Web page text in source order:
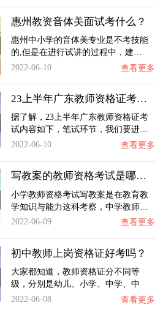
惠州教资音体美面试考什么？
惠州中小学的音体美专业是不考技能
的,但是在进行试讲的过程中，建…
2022-06-10
查看更多
23上半年广东教师资格证考什么？
据了解，23上半年广东教师资格证考
试内容如下，笔试环节，我们要进…
2022-06-10
查看更多
写教案的教师资格考试是哪一科？
小学教师资格考试写教案是在教育教
学知识与能力这科考察，中学教师…
2022-06-09
查看更多
初中教师上岗资格证好考吗？
大家都知道，教师资格证分不同等
级，分别是幼儿、小学、中学、中
职…
2022-06-08 查看更多